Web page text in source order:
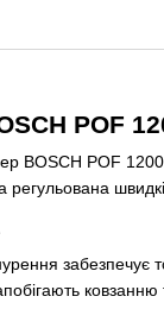
POF
BOSCH POF
регульована
забезпечує